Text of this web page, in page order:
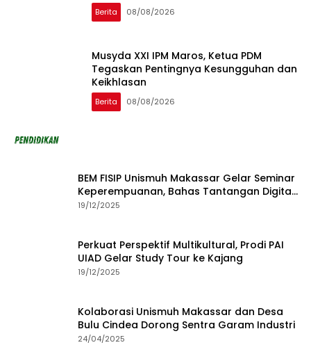
Berita 08/08/2026
Musyda XXI IPM Maros, Ketua PDM
Tegaskan Pentingnya Kesungguhan dan
Keikhlasan
Berita 08/08/2026
BEM FISIP Unismuh Makassar Gelar Seminar
Keperempuanan, Bahas Tantangan Digital
dan Budaya Lokal
19/12/2025
Perkuat Perspektif Multikultural, Prodi PAI
UIAD Gelar Study Tour ke Kajang
19/12/2025
Kolaborasi Unismuh Makassar dan Desa
Bulu Cindea Dorong Sentra Garam Industri
24/04/2025